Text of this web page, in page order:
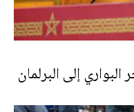
البواري إلى البرلمان